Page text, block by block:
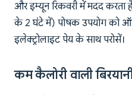
और इम्यून रिकवरी में मदद करता
के 2 घंटे में) पोषक उपयोग को
इलेक्ट्रोलाइट पेय के साथ परोसें।
कम कैलोरी वाली